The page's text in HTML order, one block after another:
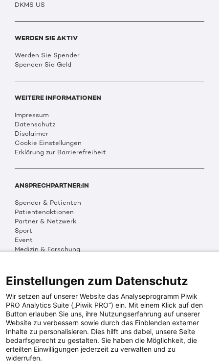
DKMS US
WERDEN SIE AKTIV
Werden Sie Spender
Spenden Sie Geld
WEITERE INFORMATIONEN
Impressum
Datenschutz
Disclaimer
Cookie Einstellungen
Erklärung zur Barrierefreiheit
ANSPRECHPARTNER:IN
Spender & Patienten
Patientenaktionen
Partner & Netzwerk
Sport
Event
Medizin & Forschung
Multimedia
Social Media
PRESSEINFOS
Fotos & Media
Digitale Pressemappen
Patientenaktionen
Einstellungen zum Datenschutz
Wir setzen auf unserer Website das Analyseprogramm Piwik
PRO Analytics Suite („Piwik PRO“) ein. Mit einem Klick auf den
Button erlauben Sie uns, ihre Nutzungserfahrung auf unserer
Website zu verbessern sowie durch das Einblenden externer
Inhalte zu personalisieren. Dies hilft uns dabei, unsere Seite
bedarfsgerecht zu gestalten. Sie haben die Möglichkeit, die
erteilten Einwilligungen jederzeit zu verwalten und zu
widerrufen.